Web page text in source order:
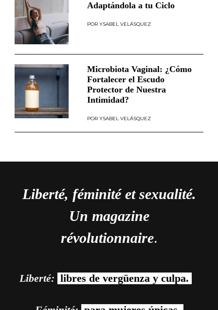
Adaptándola a tu Ciclo
YSABEL VELÁSQUEZ
Microbiota Vaginal: ¿Cómo
Fortalecer el Escudo
Protector de Nuestra
Intimidad?
YSABEL VELÁSQUEZ
Liberté, féminité et sexualité.
Un magazine
révolutionnaire.
Liberté: libres de vergüenza y culpa.